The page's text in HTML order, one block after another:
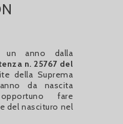
anno dalla
n. 25767 del
della Suprema
da nascita
fare
del nascituro nel